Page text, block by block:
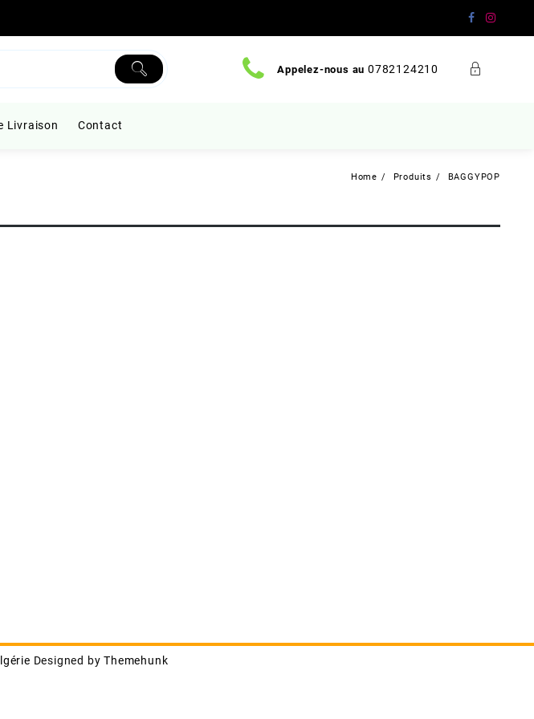
Appelez-nous au 0782124210
Livraison Contact
Home Produits BAGGYPOP
Designed by Themehunk